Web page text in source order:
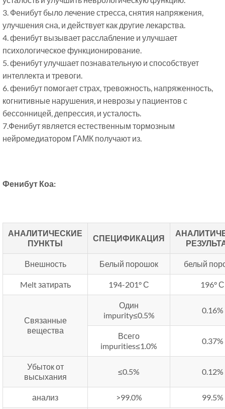
3. Фенибут было лечение стресса, снятия напряжения,
улучшения сна, и действует как другие лекарства.
4. фенибут вызывает расслабление и улучшает
психологическое функционирование.
5. фенибут улучшает познавательную и способствует
интеллекта и тревоги.
6. фенибут помогает страх, тревожность, напряженность,
когнитивные нарушения, и неврозы у пациентов с
бессонницей, депрессия, и усталость.
7.Фенибут является естественным тормозным
нейромедиатором ГАМК получают из.
Фенибут Коа:
АНАЛИТИЧЕСКИЕ
ПУНКТЫ
СПЕЦИФИКАЦИЯ
Внешность Белый порошок белый
Melt затирать 194-201° С 196° С
Связанные
вещества
Один
impurity≤0.5%
0.16%
Всего
impurities≤1.0%
0.37%
Убыток от
высыхания
≤0.5% 0.12%
анализ >99.0% 99.5%